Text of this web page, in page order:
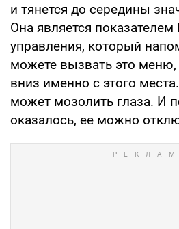
и тянется до середины
Она является показателем
управления, который
можете вызвать это
вниз именно с этого
может мозолить глаза. И
оказалось, ее можно